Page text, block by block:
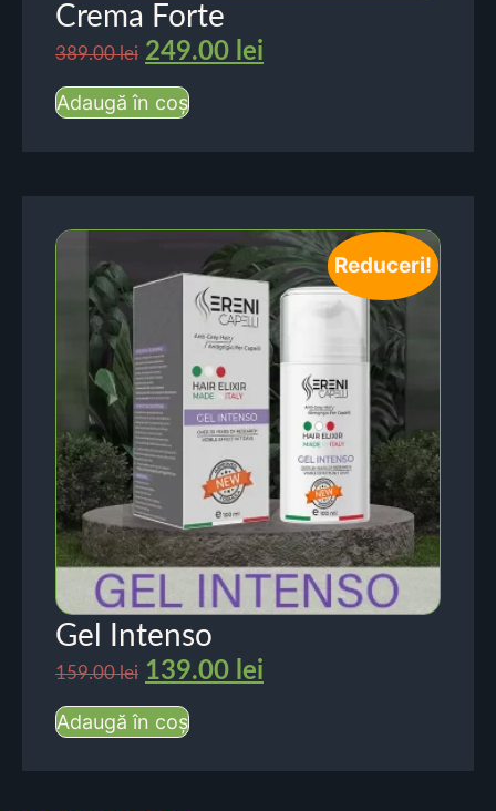
Crema Forte
389.00lei 249.00 lei
Adaugă în coș
Reduceri!
Gel Intenso
159.00lei 139.00 lei
Adaugă în coș